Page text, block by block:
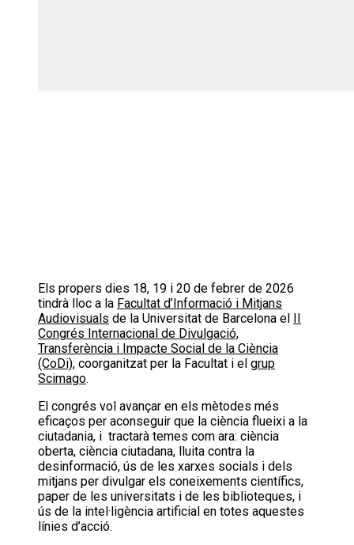
Els propers dies 18, 19 i 20 de febrer de 2026
tindrà lloc a la Facultat d’Informació i Mitjans
Audiovisuals de la Universitat de Barcelona el II
Congrés Internacional de Divulgació,
Transferència i Impacte Social de la Ciència
(CoDi), coorganitzat per la Facultat i el grup
Scimago.
El congrés vol avançar en els mètodes més
eficaços per aconseguir que la ciència flueixi a la
ciutadania, i tractarà temes com ara: ciència
oberta, ciència ciutadana, lluita contra la
desinformació, ús de les xarxes socials i dels
mitjans per divulgar els coneixements científics,
paper de les universitats i de les biblioteques, i
ús de la intel·ligència artificial en totes aquestes
línies d’acció.